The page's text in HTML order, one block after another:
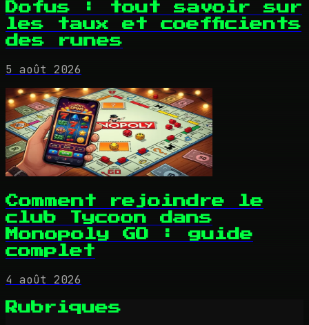
Dofus : tout savoir sur
les taux et coefficients
des runes
5 août 2026
Comment rejoindre le
club Tycoon dans
Monopoly GO : guide
complet
4 août 2026
Rubriques